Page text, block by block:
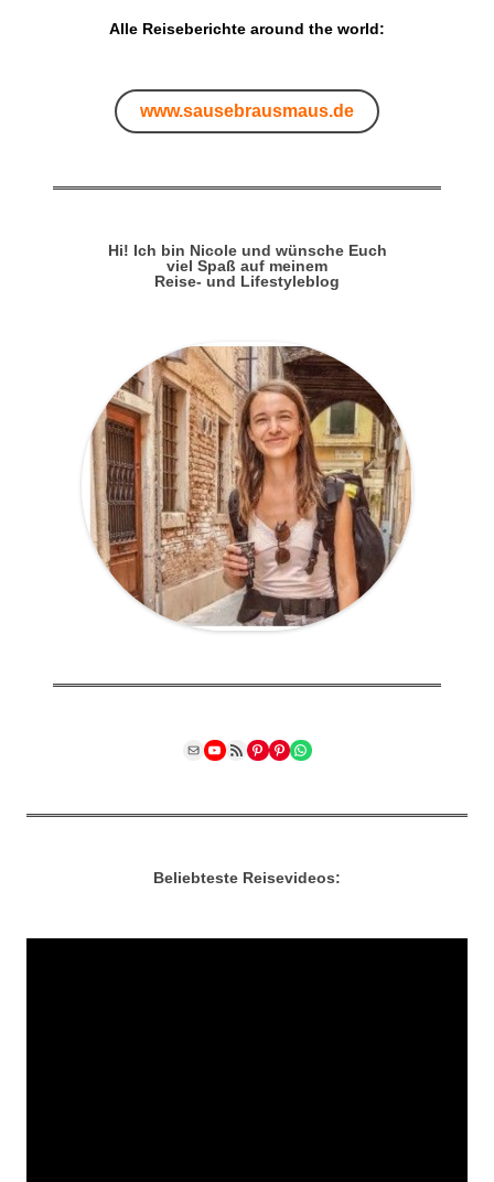
Alle Reiseberichte around the world:
www.sausebrausmaus.de
Hi! Ich bin Nicole und wünsche Euch
viel Spaß auf meinem
Reise- und Lifestyleblog
MailYouTube
RSS FeedPinterest
Pinterest
WhatsApp
Beliebteste Reisevideos: